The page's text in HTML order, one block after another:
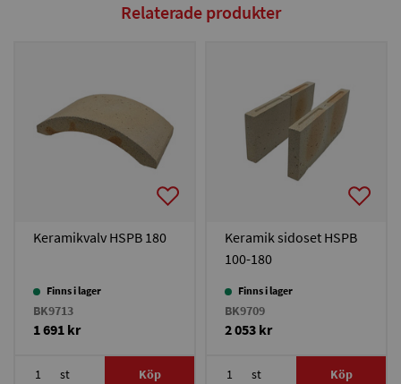
Relaterade produkter
Keramikvalv HSPB 180
Finns i lager
BK9713
1 691 kr
st Köp
Keramik sidoset HSPB
100-180
Finns i lager
BK9709
2 053 kr
st Köp